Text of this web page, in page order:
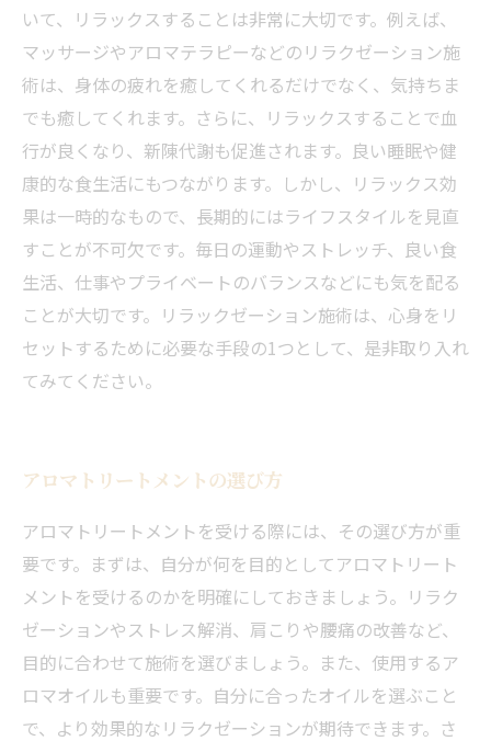
いて、リラックスすることは非常に大切です。例えば、
マッサージやアロマテラピーなどのリラクゼーション施
術は、身体の疲れを癒してくれるだけでなく、気持ちま
でも癒してくれます。さらに、リラックスすることで血
行が良くなり、新陳代謝も促進されます。良い睡眠や健
康的な食生活にもつながります。しかし、リラックス効
果は一時的なもので、長期的にはライフスタイルを見直
すことが不可欠です。毎日の運動やストレッチ、良い食
生活、仕事やプライベートのバランスなどにも気を配る
ことが大切です。リラックゼーション施術は、心身をリ
セットするために必要な手段の1つとして、是非取り入れ
てみてください。
アロマトリートメントの選び方
アロマトリートメントを受ける際には、その選び方が重
要です。まずは、自分が何を目的としてアロマトリート
メントを受けるのかを明確にしておきましょう。リラク
ゼーションやストレス解消、肩こりや腰痛の改善など、
目的に合わせて施術を選びましょう。また、使用するア
ロマオイルも重要です。自分に合ったオイルを選ぶこと
で、より効果的なリラクゼーションが期待できます。さ